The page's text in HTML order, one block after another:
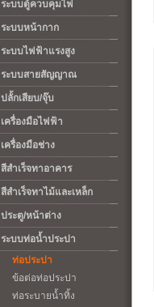
ระบบตู้ควบคุมไฟ
ระบบหน้ากาก
ระบบไฟฟ้าแรงสูง
ระบบสายสัญญาณ
ปลั้กเสียบ/จุ๊บ
เครื่องมือไฟฟ้า
เครื่องมือช่าง
สีสำเร็จทาอาคาร
สีสำเร็จทาไม้และเหล็ก
ประตู/หน้าต่าง
ระบบท่อน้ำประปา
ท่อประปา
ข้อต่อท่อประปา
ท่อระบายน้ำทิ้ง